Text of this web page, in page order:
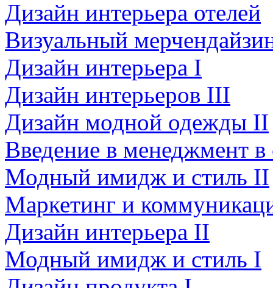
Дизайн интерьера отелей
Визуальный
Дизайн интерьера I
Дизайн интерьеров III
Дизайн модной одежды II
Введение в менеджмент
Модный имидж и стиль II
Маркетинг и
Дизайн интерьера II
Модный имидж и стиль I